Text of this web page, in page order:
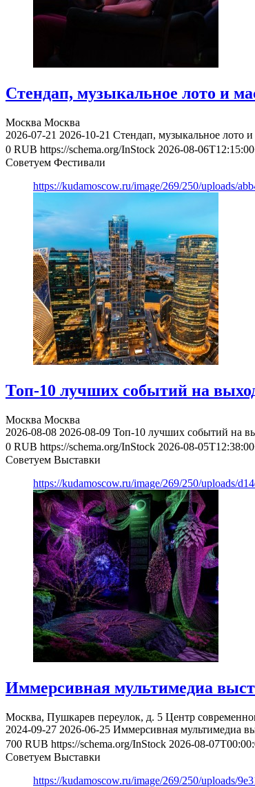
Стендап, музыкальное лото и
Москва Москва
2026-07-21 2026-10-21 Стендап, музыкальное лото
0 RUB https://schema.org/InStock 2026-08-
Советуем Фестивали
https://kudamoscow.ru/image/269/250/uploads/
Топ-10 лучших событий на
Москва Москва
2026-08-08 2026-08-09 Топ-10 лучших событий на
0 RUB https://schema.org/InStock 2026-08-
Советуем Выставки
https://kudamoscow.ru/image/269/250/uploads/
Иммерсивная мультимедиа
Москва, Пушкарев переулок, д. 5 Центр
2024-09-27 2026-06-25 Иммерсивная мультимедиа
700 RUB https://schema.org/InStock 2026-08-
Советуем Выставки
https://kudamoscow.ru/image/269/250/uploads/